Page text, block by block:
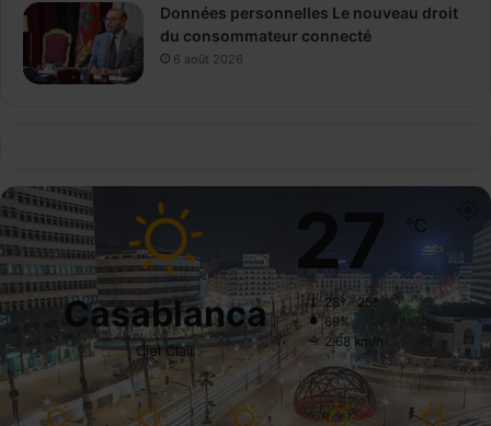
Données personnelles Le nouveau droit
du consommateur connecté
6 août 2026
Casablanca
Ciel Clair
27 ℃
28º - 25º
69%
2.68 km/h